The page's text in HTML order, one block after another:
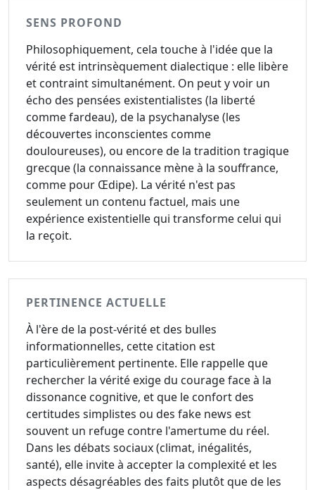
SENS PROFOND
Philosophiquement, cela touche à l'idée que la
vérité est intrinsèquement dialectique : elle libère
et contraint simultanément. On peut y voir un
écho des pensées existentialistes (la liberté
comme fardeau), de la psychanalyse (les
découvertes inconscientes comme
douloureuses), ou encore de la tradition tragique
grecque (la connaissance mène à la souffrance,
comme pour Œdipe). La vérité n'est pas
seulement un contenu factuel, mais une
expérience existentielle qui transforme celui qui
la reçoit.
PERTINENCE ACTUELLE
À l'ère de la post-vérité et des bulles
informationnelles, cette citation est
particulièrement pertinente. Elle rappelle que
rechercher la vérité exige du courage face à la
dissonance cognitive, et que le confort des
certitudes simplistes ou des fake news est
souvent un refuge contre l'amertume du réel.
Dans les débats sociaux (climat, inégalités,
santé), elle invite à accepter la complexité et les
aspects désagréables des faits plutôt que de les